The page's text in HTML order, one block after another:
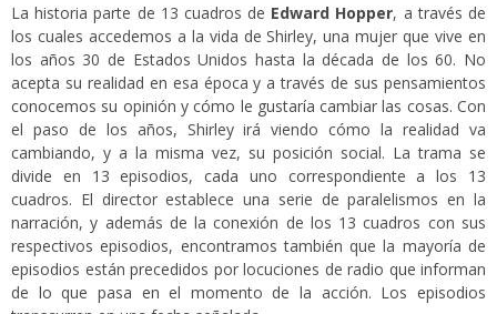
La historia parte de 13 cuadros de Edward Hopper, a través de
los cuales accedemos a la vida de Shirley, una mujer que vive en
los años 30 de Estados Unidos hasta la década de los 60. No
acepta su realidad en esa época y a través de sus pensamientos
conocemos su opinión y cómo le gustaría cambiar las cosas. Con
el paso de los años, Shirley irá viendo cómo la realidad va
cambiando, y a la misma vez, su posición social. La trama se
divide en 13 episodios, cada uno correspondiente a los 13
cuadros. El director establece una serie de paralelismos en la
narración, y además de la conexión de los 13 cuadros con sus
respectivos episodios, encontramos también que la mayoría de
episodios están precedidos por locuciones de radio que informan
de lo que pasa en el momento de la acción. Los episodios